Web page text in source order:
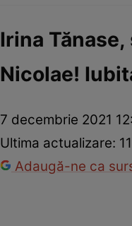
Irina
Nicolae!
7 decembrie 2021
Ultima actualizare:
Adaugă-ne ca